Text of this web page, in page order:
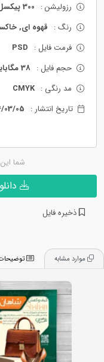
رزولیشن : 300 پیکسل
رنگ : قهوه ای,
فرمت فایل : PSD
حجم فایل : 38 مگابایت
مد رنگی : CMYK
تاریخ انتشار : 03/05
شما این
ذخیره فایل
توضیحات